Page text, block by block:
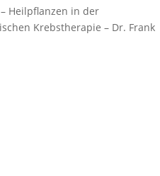
Heilpflanzen in der
Krebstherapie – Dr. Frank